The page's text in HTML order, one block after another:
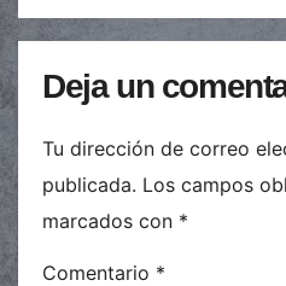
Deja un
Tu dirección de correo
publicada. Los campos
marcados con *
Comentario *